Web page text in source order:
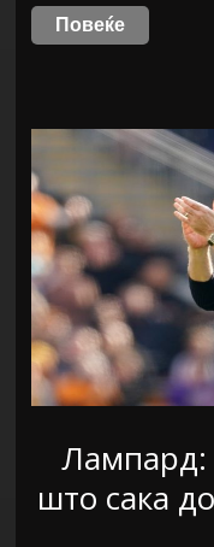
Повеќе
Лампард:
што сака